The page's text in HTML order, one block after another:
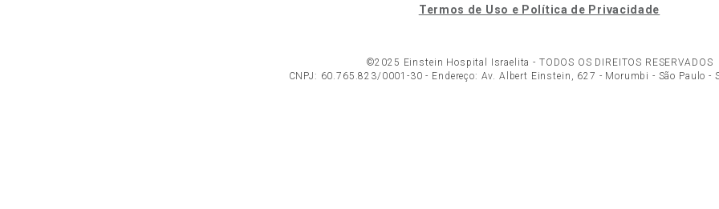
Termos de Uso e Política de Privacidade
©2025 Einstein Hospital Israelita - TODOS OS DIREITOS RESERVADOS
CNPJ: 60.765.823/0001-30 - Endereço: Av. Albert Einstein, 627 - Morumbi - São Paulo -